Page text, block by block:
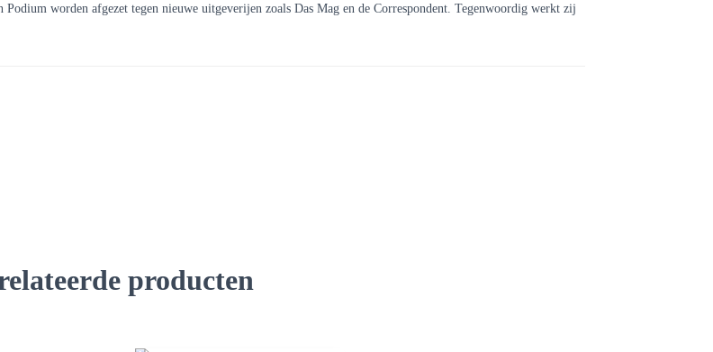
worden afgezet tegen nieuwe uitgeverijen zoals Das Mag en de Correspondent. Tegenwoordig werkt zij
producten